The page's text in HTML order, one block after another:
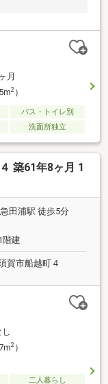
月
2）
バス・トイレ別
洗面所独立
築61年8ヶ月 1
田浦駅 徒歩5分
階建
賀市船越町４
し
2）
二人暮らし